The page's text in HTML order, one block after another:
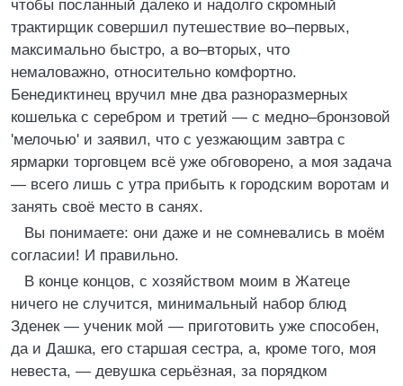
чтобы посланный далеко и надолго скромный
трактирщик совершил путешествие во–первых,
максимально быстро, а во–вторых, что
немаловажно, относительно комфортно.
Бенедиктинец вручил мне два разноразмерных
кошелька с серебром и третий — с медно–бронзовой
'мелочью' и заявил, что с уезжающим завтра с
ярмарки торговцем всё уже обговорено, а моя задача
— всего лишь с утра прибыть к городским воротам и
занять своё место в санях.
Вы понимаете: они даже и не сомневались в моём
согласии! И правильно.
В конце концов, с хозяйством моим в Жатеце
ничего не случится, минимальный набор блюд
Зденек — ученик мой — приготовить уже способен,
да и Дашка, его старшая сестра, а, кроме того, моя
невеста, — девушка серьёзная, за порядком